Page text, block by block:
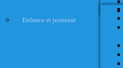
Enfance et jeunesse